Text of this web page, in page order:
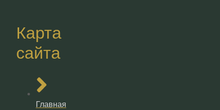
Карта
сайта
Главная